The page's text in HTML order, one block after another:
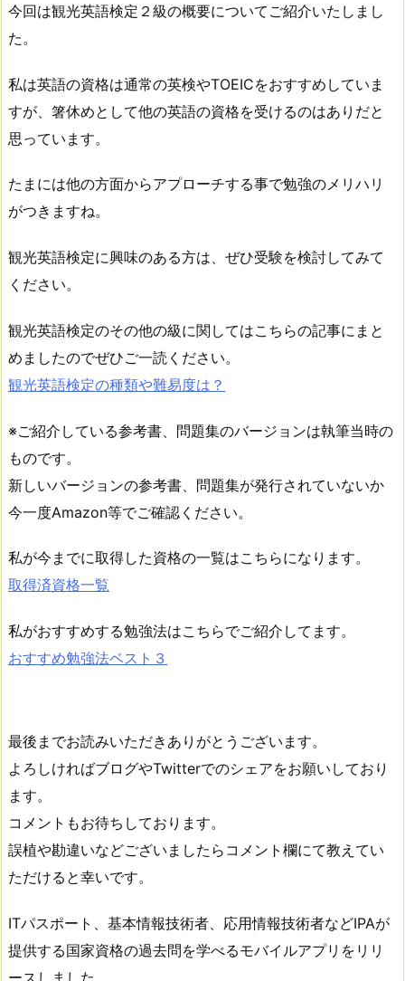
今回は観光英語検定２級の概要についてご紹介いたしまし
た。
私は英語の資格は通常の英検やTOEICをおすすめしていま
すが、箸休めとして他の英語の資格を受けるのはありだと
思っています。
たまには他の方面からアプローチする事で勉強のメリハリ
がつきますね。
観光英語検定に興味のある方は、ぜひ受験を検討してみて
ください。
観光英語検定のその他の級に関してはこちらの記事にまと
めましたのでぜひご一読ください。
観光英語検定の種類や難易度は？
※ご紹介している参考書、問題集のバージョンは執筆当時の
ものです。
新しいバージョンの参考書、問題集が発行されていないか
今一度Amazon等でご確認ください。
私が今までに取得した資格の一覧はこちらになります。
取得済資格一覧
私がおすすめする勉強法はこちらでご紹介してます。
おすすめ勉強法ベスト３
最後までお読みいただきありがとうございます。
よろしければブログやTwitterでのシェアをお願いしており
ます。
コメントもお待ちしております。
誤植や勘違いなどございましたらコメント欄にて教えてい
ただけると幸いです。
ITパスポート、基本情報技術者、応用情報技術者などIPAが
提供する国家資格の過去問を学べるモバイルアプリをリリ
ースしました。